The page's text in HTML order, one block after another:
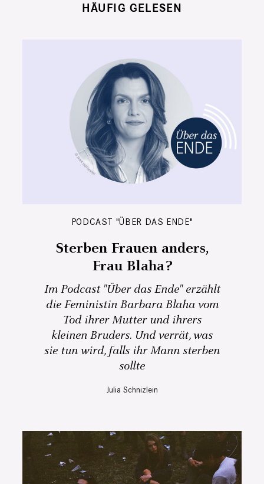
HÄUFIG GELESEN
PODCAST "ÜBER DAS ENDE"
Sterben Frauen anders,
Frau Blaha?
Im Podcast "Über das Ende" erzählt
die Feministin Barbara Blaha vom
Tod ihrer Mutter und ihrers
kleinen Bruders. Und verrät, was
sie tun wird, falls ihr Mann sterben
sollte
Julia Schnizlein